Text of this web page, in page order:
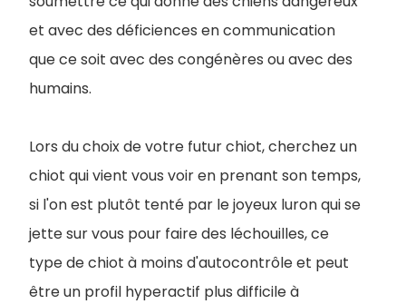
et avec des déficiences en communication
que ce soit avec des congénères ou avec des
humains.
Lors du choix de votre futur chiot, cherchez un
chiot qui vient vous voir en prenant son temps,
si l'on est plutôt tenté par le joyeux luron qui se
jette sur vous pour faire des léchouilles, ce
type de chiot à moins d'autocontrôle et peut
être un profil hyperactif plus difficile à